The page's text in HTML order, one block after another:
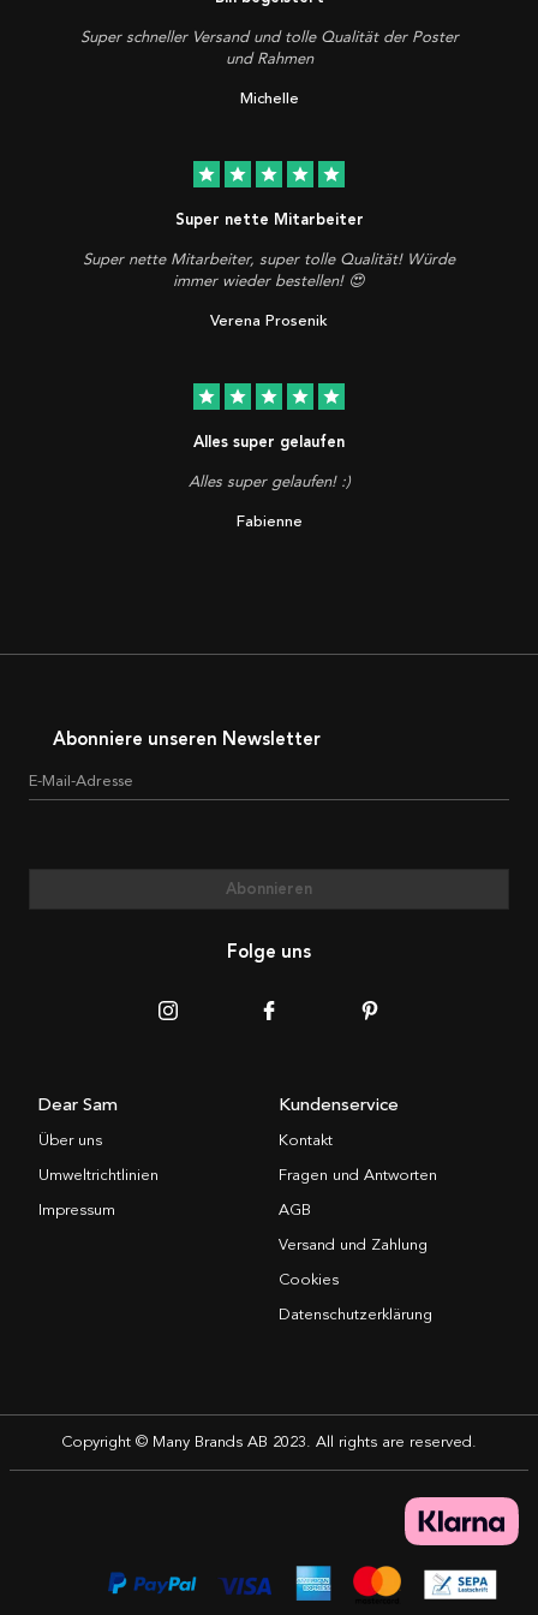
Super schneller Versand und tolle Qualität der Poster
und Rahmen
Michelle
star star star star star
Super nette Mitarbeiter
Super nette Mitarbeiter, super tolle Qualität! Würde
immer wieder bestellen! 😍
Verena Prosenik
star star star star star
Alles super gelaufen
Alles super gelaufen! :)
Fabienne
Abonniere unseren Newsletter
E-Mail-Adresse
Abonnieren
Folge uns
Dear Sam
Über uns
Umweltrichtlinien
Impressum
Kundenservice
Kontakt
Fragen und Antworten
AGB
Versand und Zahlung
Cookies
Datenschutzerklärung
Copyright © Many Brands AB 2023. All rights are reserved.